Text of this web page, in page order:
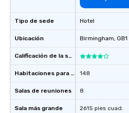
Tipo de sede
Ubicación
Calificación de la sede
Habitaciones para huéspedes
Salas de reuniones
Sala más grande
Hotel
Birmingham, GB1
148
8
2615 pies cuad.